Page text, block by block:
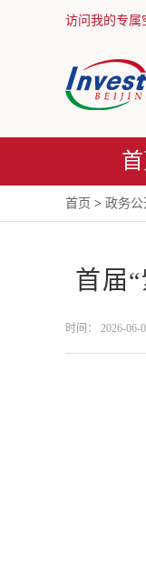
访问我的专属
首页 > 政务公
首届
时间： 2026-